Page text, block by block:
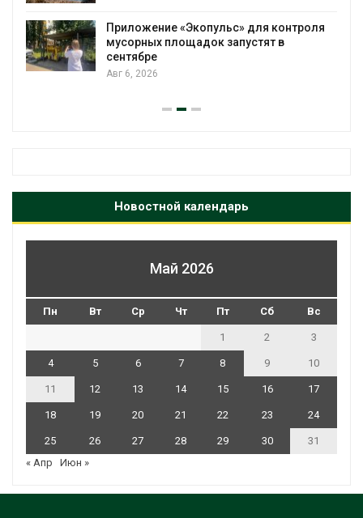
Приложение «Экопульс» для контроля
мусорных площадок запустят в
сентябре
Авг 6, 2026
Новостной календарь
Май 2026
Пн Вт Ср Чт Пт Сб Вс
1 2 3
4 5 6 7 8 9 10
11 12 13 14 15 16 17
18 19 20 21 22 23 24
25 26 27 28 29 30
31
« Апр
Июн »